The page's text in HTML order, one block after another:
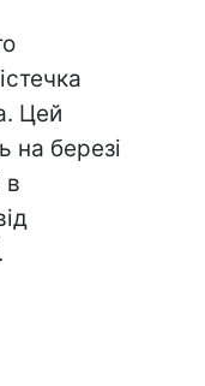
Цей
на березі
в